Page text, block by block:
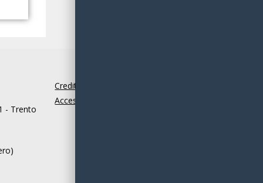
- Trento
Crediti
Accessibilità